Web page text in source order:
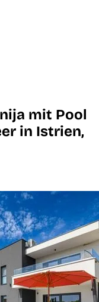
mit Pool
in Istrien,